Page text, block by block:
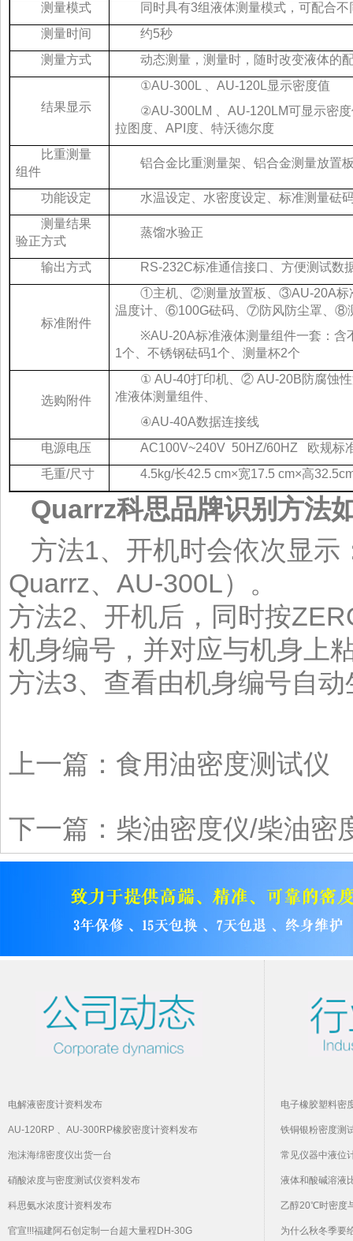
测量模式
同时具有3组液体测量模式，可配合
测量时间
约5秒
测量方式
动态测量，测量时，随时改变液体的
结果显示
①AU-300L 、AU-120L显示密度值
②AU-300LM 、AU-120LM可显示密
拉图度、API度、特沃德尔度
比重测量
组件
铝合金比重测量架、铝合金测量放置
功能设定
水温设定、水密度设定、标准测量砝
测量结果
验正方式
蒸馏水验正
输出方式 RS-232C标准通信接口、方便测试数
标准附件
①主机、②测量放置板、③AU-20A
温度计、⑥100G砝码、⑦防风防尘罩、⑧
※AU-20A标准液体测量组件一套：含
1个、不锈钢砝码1个、测量杯2个
选购附件
① AU-40打印机、② AU-20B防腐蚀
准液体测量组件、
④AU-40A数据连接线
电源电压
AC100V~240V 50HZ/60HZ 欧规标
毛重/尺寸
4.5kg/长42.5 cm×宽17.5 cm×高
Quarrz科思品牌识别方法
方法1、开机时会依次显
Quarrz、AU-300L）。
方法2、开机后，同时按
机身编号，并对应与机身上
方法3、查看由机身编号自
上一篇： 食用油密度测试仪
下一篇： 柴油密度仪/柴油密
电解液密度计资料发布
AU-120RP 、AU-300RP橡胶密度计资料发布
泡沫海绵密度仪出货一台
硝酸浓度与密度测试仪资料发布
科思氨水浓度计资料发布
官宣!!!福建阿石创定制一台超大量程DH-30G
电子橡胶塑料密
铁铜银粉密度测
常见仪器中液位
液体和酸碱溶液
乙醇20℃时密度
为什么秋冬季要